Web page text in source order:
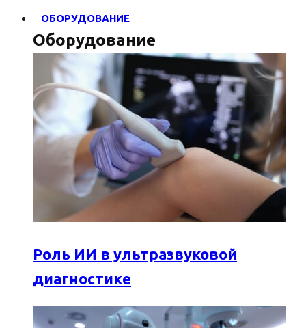
ОБОРУДОВАНИЕ
Оборудование
Роль ИИ в ультразвуковой
диагностике